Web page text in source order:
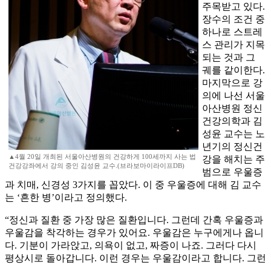
▲4월 20일 개최된 서울아산병원의 건강하게 100세까지 사는 법
건강강좌에서 강의 중인 김성윤 교수.(브라보마이라이프DB)
주목받고 있다.
장수의 조건 중
하나로 스트레
스 관리가 지목
되는 것과 그
궤를 같이한다.
마지막으로 강
의에 나선 서울
아산병원 정신
건강의학과 김
성윤 교수는 노
년기의 정신건
강을 해치는 주
범으로 우울증
과 치매, 신경성 3가지를 꼽았다. 이 중 우울증에 대해 김 교수
는 ‘흔한 병’이라고 정의했다.
“정신과 질환 중 가장 많은 질환입니다. 그런데 간혹 우울증과
우울감을 착각하는 경우가 있어요. 우울감은 누구에게나 옵니
다. 기분이 가라앉고, 의욕이 없고, 짜증이 나죠. 그러다 다시
평상시로 돌아갑니다. 이런 경우는 우울감이라고 합니다. 그런